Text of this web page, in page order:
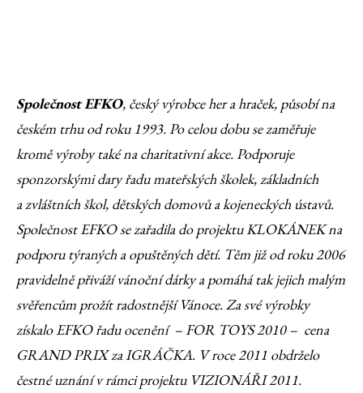
Společnost EFKO, český výrobce her a hraček, působí na
českém trhu od roku 1993. Po celou dobu se zaměřuje
kromě výroby také na charitativní akce. Podporuje
sponzorskými dary řadu mateřských školek, základních
a zvláštních škol, dětských domovů a kojeneckých ústavů.
Společnost EFKO se zařadila do projektu KLOKÁNEK na
podporu týraných a opuštěných dětí. Těm již od roku 2006
pravidelně přiváží vánoční dárky a pomáhá tak jejich malým
svěřencům prožít radostnější Vánoce. Za své výrobky
získalo EFKO řadu ocenění – FOR TOYS 2010 – cena
GRAND PRIX za IGRÁČKA. V roce 2011 obdrželo
čestné uznání v rámci projektu VIZIONÁŘI 2011.